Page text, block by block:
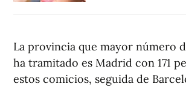
La provincia que mayor número
ha tramitado es Madrid con 171
estos comicios, seguida de